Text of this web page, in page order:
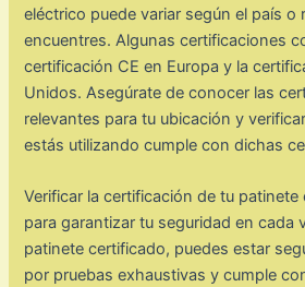
eléctrico puede variar según el país o
encuentres. Algunas certificaciones
certificación CE en Europa y la
Unidos. Asegúrate de conocer las
relevantes para tu ubicación y
estás utilizando cumple con dichas
Verificar la certificación de tu patinete
para garantizar tu seguridad en cada
patinete certificado, puedes estar
por pruebas exhaustivas y cumple